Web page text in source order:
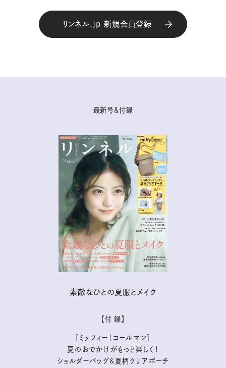
リンネル.jp 新規会員登録
最新号＆付録
素敵なひとの夏服とメイク
【付 録】
［ミッフィー｜コールマン］
夏のおでかけがもっと楽しく！
ショルダーバッグ&夏柄クリアポーチ